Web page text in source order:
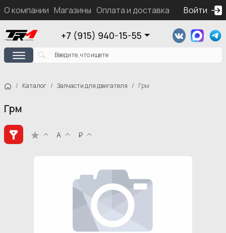
О компании Магазины Оплата и доставка Контакты
Войти
+7 (915) 940-15-55
Каталог Запчасти для двигателя Грм
Грм
А ₽